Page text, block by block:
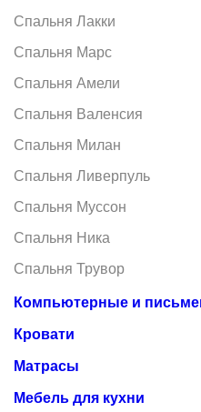
Спальня Лакки
Спальня Марс
Спальня Амели
Спальня Валенсия
Спальня Милан
Спальня Ливерпуль
Спальня Муссон
Спальня Ника
Спальня Трувор
Компьютерные и
Кровати
Матрасы
Мебель для кухни